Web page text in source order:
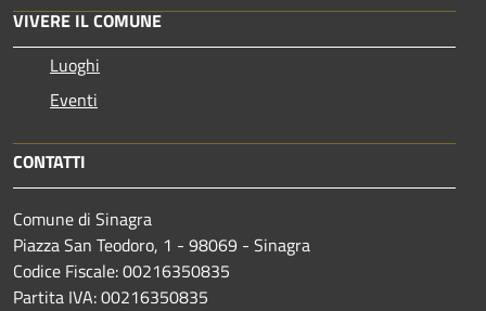
VIVERE IL COMUNE
Luoghi
Eventi
CONTATTI
Comune di Sinagra
Piazza San Teodoro, 1 - 98069 - Sinagra
Codice Fiscale: 00216350835
Partita IVA: 00216350835